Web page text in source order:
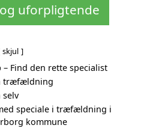
uforpligtende
skjul
Find den rette specialist
træfældning
selv
speciale i træfældning i
kommune